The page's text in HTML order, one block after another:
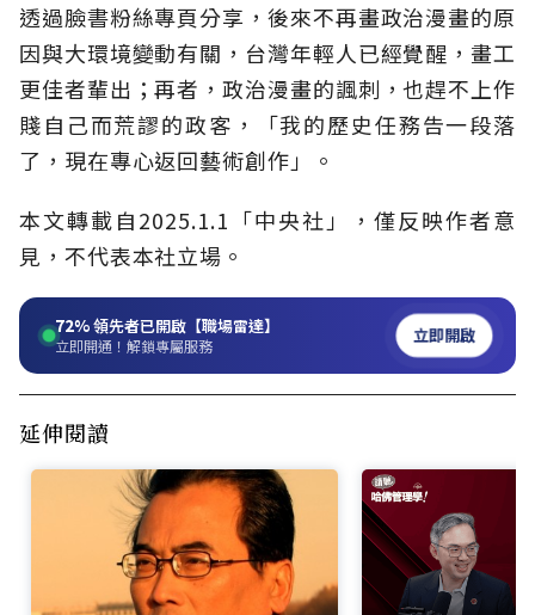
透過臉書粉絲專頁分享，後來不再畫政治漫畫的原
因與大環境變動有關，台灣年輕人已經覺醒，畫工
更佳者輩出；再者，政治漫畫的諷刺，也趕不上作
賤自己而荒謬的政客，「我的歷史任務告一段落
了，現在專心返回藝術創作」。
本文轉載自2025.1.1「中央社」，僅反映作者意
見，不代表本社立場。
72%領先者已開啟【職場雷達】
立即開通！解鎖專屬服務 立即開啟
延伸閱讀